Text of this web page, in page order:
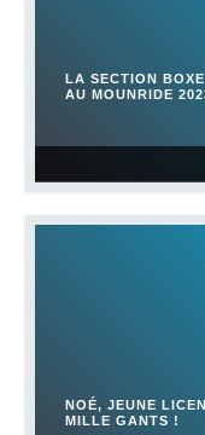
LA SECTION
AU MOUNRIDE
NOÉ, JEUNE
MILLE GANTS !